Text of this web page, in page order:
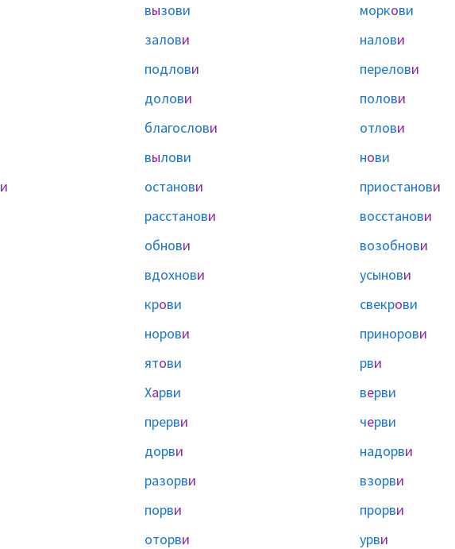
вызови моркови
залови налови
подлови перелови
долови полови
благослови отлови
вылови нови
и останови приостанови
расстанови восстанови
обнови возобнови
вдохнови усынови
крови свекрови
норови принорови
ятови рви
Харви верви
прерви черви
дорви надорви
разорви взорви
порви прорви
оторви урви